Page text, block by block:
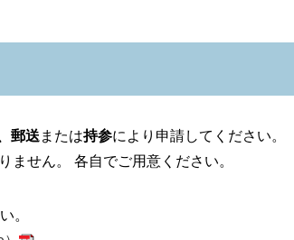
郵送 または持参により申請してください。
ません。 各自でご用意ください。
。